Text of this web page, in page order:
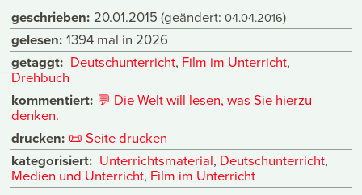
geschrieben: 20.01.2015 (geändert: 04.04.2016)
gelesen: 1394 mal in 2026
getaggt: Deutschunterricht, Film im Unterricht,
Drehbuch
kommentiert: 💬 Die Welt will lesen, was Sie hierzu
denken.
drucken: 📜 Seite drucken
kategorisiert: Unterrichtsmaterial, Deutschunterricht,
Medien und Unterricht, Film im Unterricht